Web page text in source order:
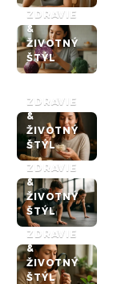
ZDRAVIE
&
ŽIVOTNÝ
ŠTÝL
ZDRAVIE
&
ŽIVOTNÝ
ŠTÝL
ZDRAVIE
&
ŽIVOTNÝ
ŠTÝL
ZDRAVIE
&
ŽIVOTNÝ
ŠTÝL